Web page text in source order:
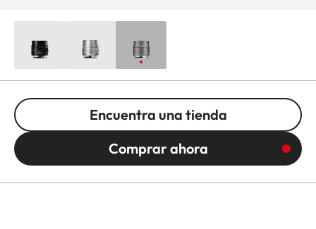
Encuentra una tienda
Comprar ahora